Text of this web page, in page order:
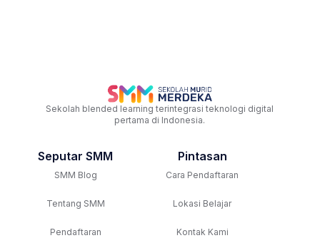
Sekolah blended learning terintegrasi teknologi digital
pertama di Indonesia.
Seputar SMM
SMM Blog
Tentang SMM
Pendaftaran
Pintasan
Cara Pendaftaran
Lokasi Belajar
Kontak Kami